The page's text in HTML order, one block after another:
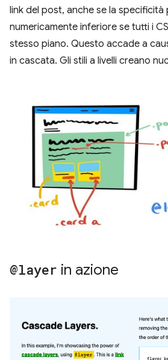
link del post, anche se la
numericamente inferiore se tutti i
stesso piano. Questo accade a
in cascata. Gli stili a livelli creano
@layer in azione